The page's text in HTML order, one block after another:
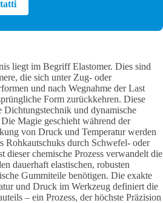
liegt im Begriff Elastomer. Dies sind
die sich unter Zug- oder
und nach Wegnahme der Last
Form zurückkehren. Diese
Dichtungstechnik und dynamische
Magie geschieht während der
von Druck und Temperatur werden
Rohkautschuks durch Schwefel- oder
dieser chemische Prozess verwandelt die
dauerhaft elastischen, robusten
Gummiteile benötigen. Die exakte
und Druck im Werkzeug definiert die
– ein Prozess, der höchste Präzision